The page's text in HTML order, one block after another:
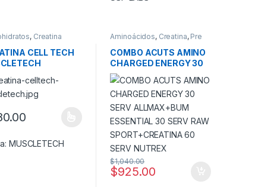
, Creatina
CELL TECH
producto tiene múltiples variantes. Las opciones se pueden elegir en
MUSCLETECH
Aminoácidos, Creatina, Pre
Promociones y
Combos!
COMBO ACUTS AMINO
CHARGED ENERGY 30
SERV ALLMAX+BUM
ESSENTIAL 30 SERV
RAW
SPORT+CREATINA 60
SERV NUTREX
$925.00
$1,040.00